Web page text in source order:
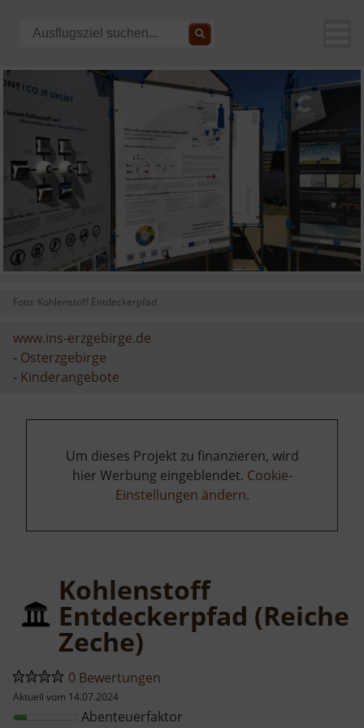
Foto: Kohlenstoff Entdeckerpfad
www.ins-erzgebirge.de
- Osterzgebirge
- Kinderangebote
Um dieses Projekt zu finanzieren, wird
hier Werbung eingeblendet. Cookie-
Einstellungen ändern.
Kohlenstoff
Entdeckerpfad (Reiche
Zeche)
0 Bewertungen
Aktuell vom 14.07.2024
Abenteuerfaktor